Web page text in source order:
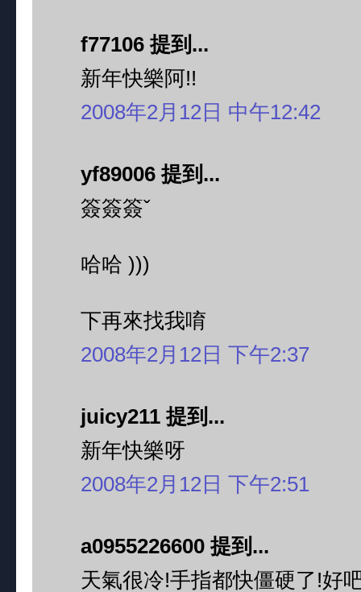
f77106 提到...
新年快樂阿!!
2008年2月12日 中午12:42
yf89006 提到...
簽簽簽ˇ
哈哈 )))
下再來找我唷
2008年2月12日 下午2:37
juicy211 提到...
新年快樂呀
2008年2月12日 下午2:51
a0955226600 提到...
天氣很冷!手指都快僵硬了!好